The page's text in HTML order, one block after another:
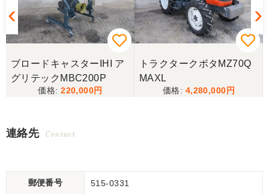
ブロードキャスターIHI ア
グリテックMBC200P
220,000
トラクタークボタMZ70Q
MAXL
4,280,000
連絡先 Contact
郵便番号 515-0331